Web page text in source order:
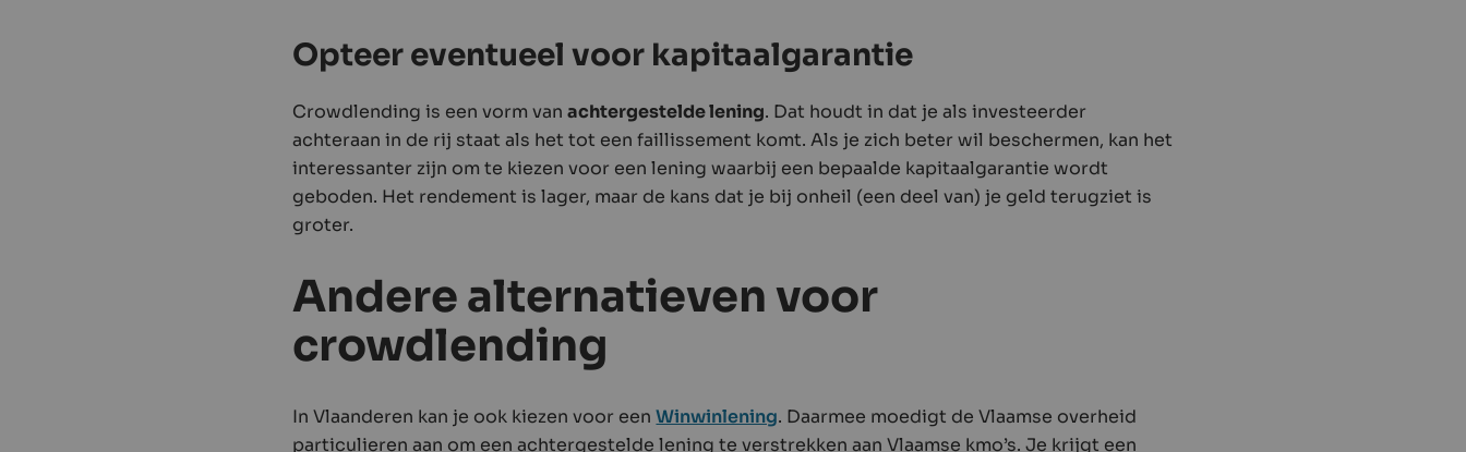
Opteer eventueel voor kapitaalgarantie
Crowdlending is een vorm vanachtergestelde lening. Dat houdt in dat je als investeerder
achteraan in de rij staat als het tot een faillissement komt. Als je zich beter wil beschermen, kan het
interessanter zijn om te kiezen voor een lening waarbij een bepaalde kapitaalgarantie wordt
geboden. Het rendement is lager, maar de kans dat je bij onheil (een deel van) je geld terugziet is
groter.
Andere alternatieven voor
crowdlending
In Vlaanderen kan je ook kiezen voor eenWinwinlening. Daarmee moedigt de Vlaamse overheid
particulieren aan om een achtergestelde lening te verstrekken aan Vlaamse kmo’s. Je krijgt een